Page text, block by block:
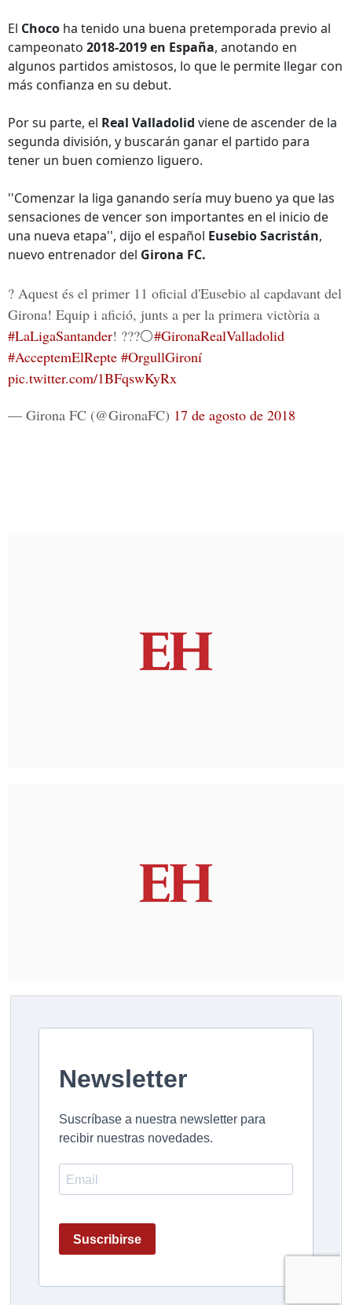
El Choco ha tenido una buena pretemporada previo al
campeonato 2018-2019 en España, anotando en
algunos partidos amistosos, lo que le permite llegar con
más confianza en su debut.
Por su parte, el Real Valladolid viene de ascender de la
segunda división, y buscarán ganar el partido para
tener un buen comienzo liguero.
''Comenzar la liga ganando sería muy bueno ya que las
sensaciones de vencer son importantes en el inicio de
una nueva etapa'', dijo el español Eusebio Sacristán,
nuevo entrenador del Girona FC.
? Aquest és el primer 11 oficial d'Eusebio al capdavant del
Girona! Equip i afició, junts a per la primera victòria a
#LaLigaSantander! ???⚪️#GironaRealValladolid
#AcceptemElRepte #OrgullGironí
pic.twitter.com/1BFqswKyRx
— Girona FC (@GironaFC) 17 de agosto de 2018